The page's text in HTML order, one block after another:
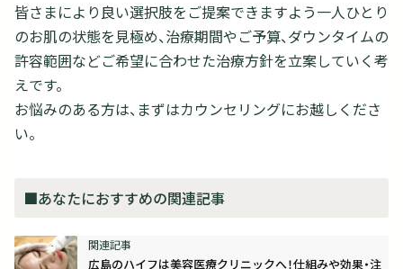
皆さまにより良い選択肢をご提案できますよう一人ひとり
のお肌の状態を見極め、治療期間やご予算、ダウンタイムの
許容範囲などご希望に合わせた治療方針を立案していく考
えです。
お悩みのある方は、まずはカウンセリングにお越しくださ
い。
■あなたにおすすめの関連記事
広島のハイフは美容医療クリニックへ！仕組みや効果・注